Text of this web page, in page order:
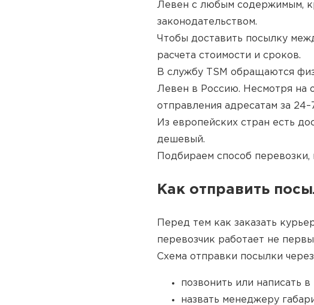
Левен с любым содержимым,
законодательством.
Чтобы доставить посылку
расчета стоимости и сроков.
В службу TSM обращаются
Левен в Россию. Несмотря на
отправления адресатам за
Из европейских стран есть
дешевый.
Подбираем способ
Как отправить
Перед тем как заказать
перевозчик работает не
Схема отправки посылки
позвонить или написать
назвать менеджеру